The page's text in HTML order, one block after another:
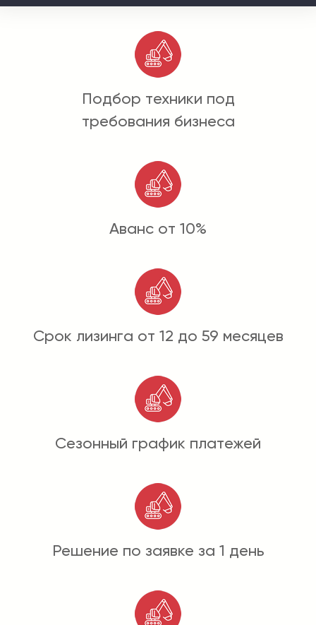
Подбор техники под
требования бизнеса
Аванс от 10%
Срок лизинга от 12 до 59 месяцев
Сезонный график платежей
Решение по заявке за 1 день